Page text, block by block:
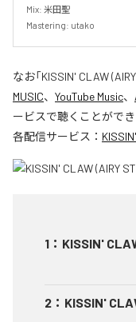
Mix: 米田聖
Mastering: utako
なお「KISSIN' CLAW
MUSIC、 YouTube Music、
ービスで聴くことができ
各配信サービス：
1 ： KISSIN'
2 ： KISSIN'